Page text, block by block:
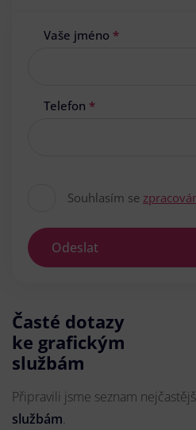
Vaše jméno *
Telefon *
Souhlasím se
Odeslat
Časté dotazy
ke grafickým
službám
Připravili jsme seznam
službám.